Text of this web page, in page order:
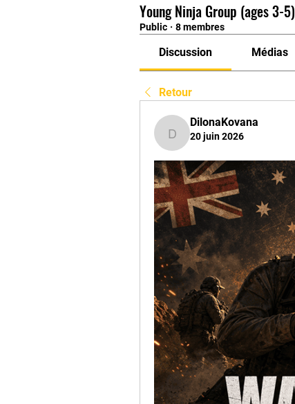
Young Ninja Group (ages 3-5)
Public · 8 membres
Discussion Médias
Retour
DilonaKovana
DilonaKovana
20 juin 2026